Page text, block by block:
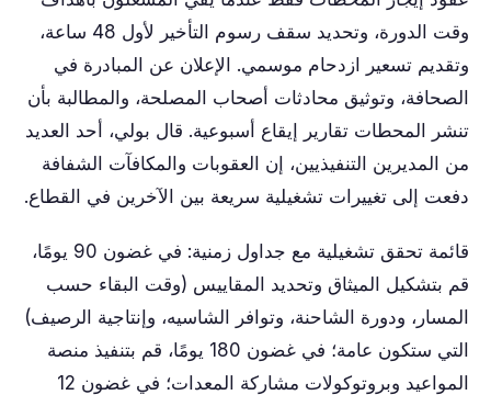
وقت الدورة، وتحديد سقف رسوم التأخير لأول 48 ساعة،
وتقديم تسعير ازدحام موسمي. الإعلان عن المبادرة في
الصحافة، وتوثيق محادثات أصحاب المصلحة، والمطالبة بأن
تنشر المحطات تقارير إيقاع أسبوعية. قال بولي، أحد العديد
من المديرين التنفيذيين، إن العقوبات والمكافآت الشفافة
دفعت إلى تغييرات تشغيلية سريعة بين الآخرين في القطاع.
قائمة تحقق تشغيلية مع جداول زمنية: في غضون 90 يومًا،
قم بتشكيل الميثاق وتحديد المقاييس (وقت البقاء حسب
المسار، ودورة الشاحنة، وتوافر الشاسيه، وإنتاجية الرصيف)
التي ستكون عامة؛ في غضون 180 يومًا، قم بتنفيذ منصة
المواعيد وبروتوكولات مشاركة المعدات؛ في غضون 12